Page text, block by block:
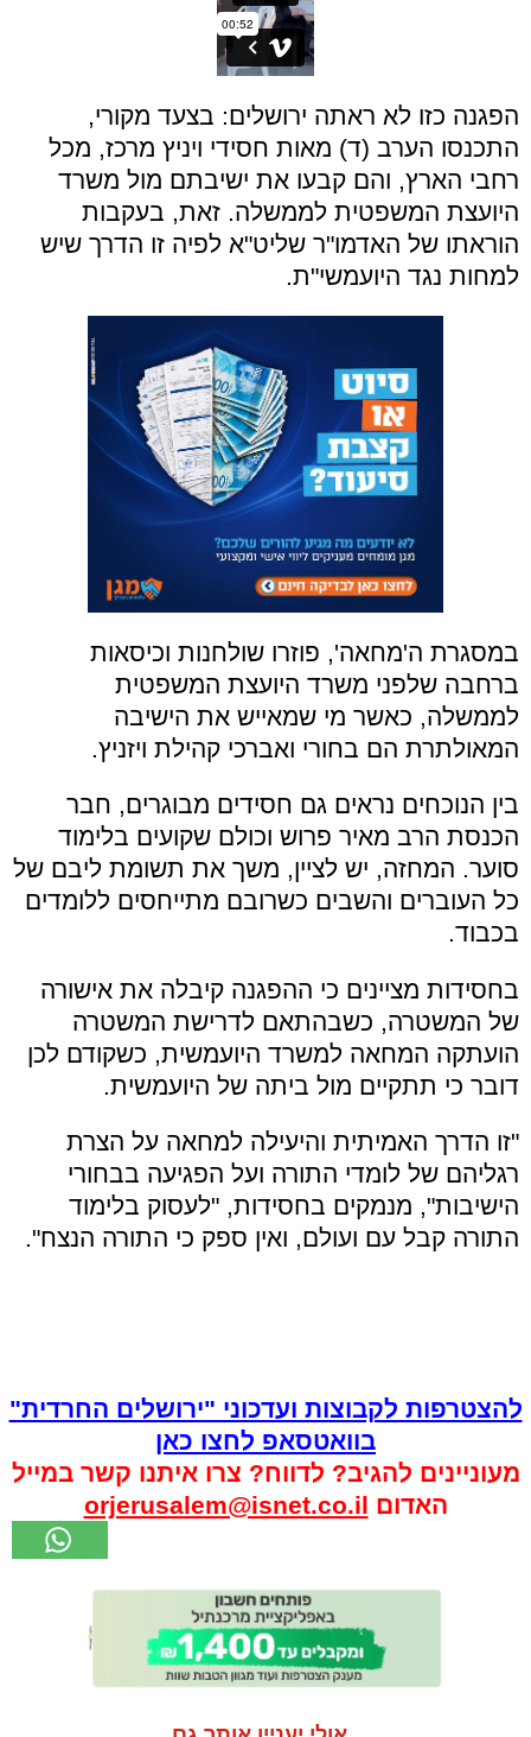
הפגנה כזו לא ראתה ירושלים: בצעד מקורי,
התכנסו הערב (ד) מאות חסידי ויניץ מרכז, מכל
רחבי הארץ, והם קבעו את ישיבתם מול משרד
היועצת המשפטית לממשלה. זאת, בעקבות
הוראתו של האדמו"ר שליט"א לפיה זו הדרך שיש
למחות נגד היועמשי"ת.
במסגרת ה'מחאה', פוזרו שולחנות וכיסאות
ברחבה שלפני משרד היועצת המשפטית
לממשלה, כאשר מי שמאייש את הישיבה
המאולתרת הם בחורי ואברכי קהילת ויזניץ.
בין הנוכחים נראים גם חסידים מבוגרים, חבר
הכנסת הרב מאיר פרוש וכולם שקועים בלימוד
סוער. המחזה, יש לציין, משך את תשומת ליבם של
כל העוברים והשבים כשרובם מתייחסים ללומדים
בכבוד.
בחסידות מציינים כי ההפגנה קיבלה את אישורה
של המשטרה, כשבהתאם לדרישת המשטרה
הועתקה המחאה למשרד היועמשית, כשקודם לכן
דובר כי תתקיים מול ביתה של היועמשית.
"זו הדרך האמיתית והיעילה למחאה על הצרת
רגליהם של לומדי התורה ועל הפגיעה בבחורי
הישיבות", מנמקים בחסידות, "לעסוק בלימוד
התורה קבל עם ועולם, ואין ספק כי התורה הנצח".
להצטרפות לקבוצות ועדכוני "ירושלים החרדית"
בוואטסאפ לחצו כאן
מעוניינים להגיב? לדווח? צרו איתנו קשר במייל
האדום orjerusalem@isnet.co.il